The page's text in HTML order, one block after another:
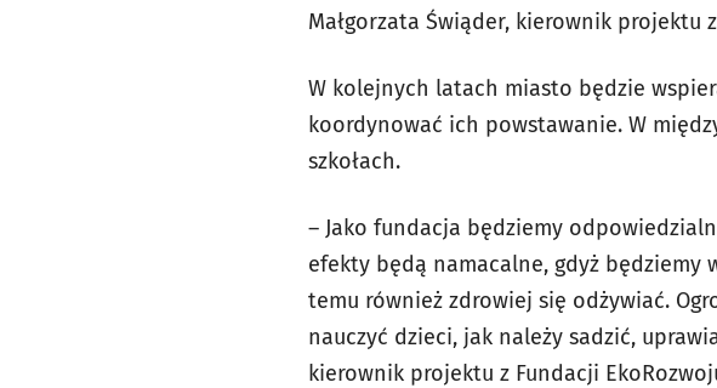
Małgorzata Świąder, kierownik projektu
W kolejnych latach miasto będzie
koordynować ich powstawanie. W
szkołach.
– Jako fundacja będziemy
efekty będą namacalne, gdyż
temu również zdrowiej się odżywiać.
nauczyć dzieci, jak należy sadzić,
kierownik projektu z Fundacji